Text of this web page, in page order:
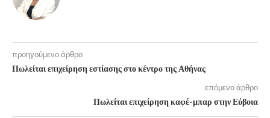
προηγούμενο άρθρο
Πωλείται επιχείρηση εστίασης στο κέντρο της Αθήνας
επόμενο άρθρο
Πωλείται επιχείρηση καφέ-μπαρ στην Εύβοια